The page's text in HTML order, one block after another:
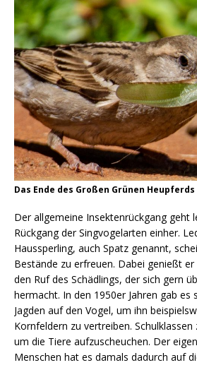
Das Ende des Großen Grünen Heupferds
Der allgemeine Insektenrückgang geht
Rückgang der Singvogelarten einher.
Haussperling, auch Spatz genannt,
Bestände zu erfreuen. Dabei genießt
den Ruf des Schädlings, der sich gern
hermacht. In den 1950er Jahren gab es
Jagden auf den Vogel, um ihn
Kornfeldern zu vertreiben.
um die Tiere aufzuscheuchen. Der
Menschen hat es damals dadurch auf